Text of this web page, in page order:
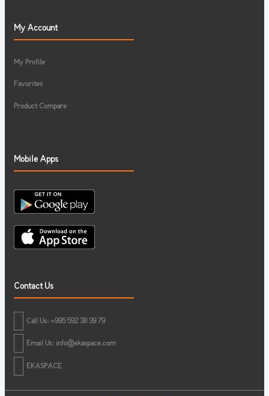
My Account
My Profile
Favorites
Product Compare
Mobile Apps
Contact Us
Call Us: +995 592 38 39 79
Email Us: info@ekaspace.com
EKASPACE